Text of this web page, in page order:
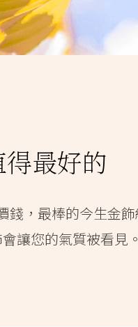
最好的
錢，最棒的今生金
讓您的氣質被看見